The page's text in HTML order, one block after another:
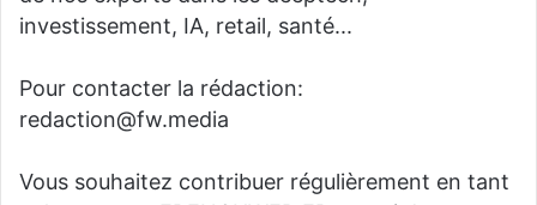
investissement, IA, retail, santé...
Pour contacter la rédaction:
redaction@fw.media
Vous souhaitez contribuer régulièrement en tant